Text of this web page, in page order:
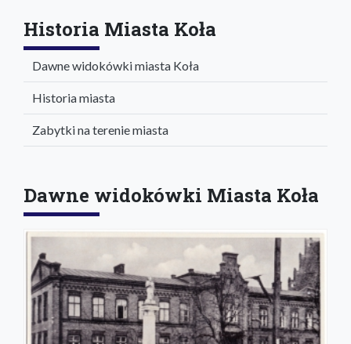
Historia Miasta Koła
Dawne widokówki miasta Koła
Historia miasta
Zabytki na terenie miasta
Dawne widokówki Miasta Koła